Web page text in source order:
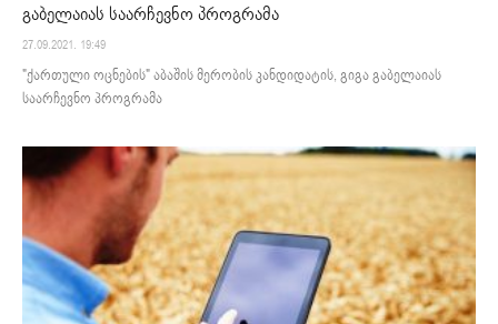
გაბელაიას საარჩევნო პროგრამა
27.09.2021. 19:49
"ქართული ოცნების" აბაშის მერობის კანდიდატის, გიგა გაბელაიას
საარჩევნო პროგრამა